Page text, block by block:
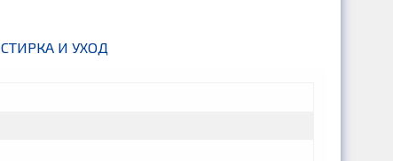
СТИРКА И УХОД